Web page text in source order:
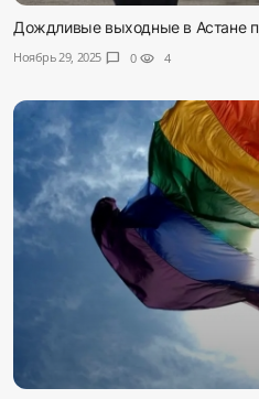
Дождливые выходные в Астане
Ноябрь 29, 2025 chat_bubble 0 visibility 4